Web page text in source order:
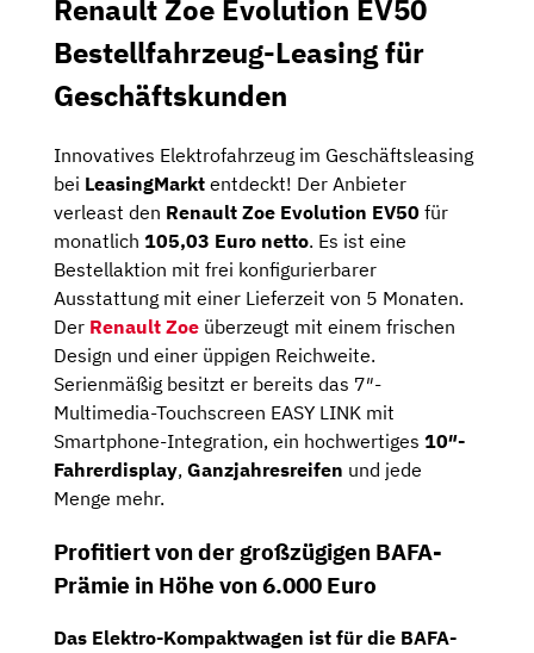
Renault Zoe Evolution EV50
Bestellfahrzeug-Leasing für
Geschäftskunden
Innovatives Elektrofahrzeug im Geschäftsleasing
bei LeasingMarkt entdeckt! Der Anbieter
verleast den Renault Zoe Evolution EV50 für
monatlich 105,03 Euro netto. Es ist eine
Bestellaktion mit frei konfigurierbarer
Ausstattung mit einer Lieferzeit von 5 Monaten.
Der Renault Zoe überzeugt mit einem frischen
Design und einer üppigen Reichweite.
Serienmäßig besitzt er bereits das 7″-
Multimedia-Touchscreen EASY LINK mit
Smartphone-Integration, ein hochwertiges 10″-
Fahrerdisplay, Ganzjahresreifen und jede
Menge mehr.
Profitiert von der großzügigen BAFA-
Prämie in Höhe von 6.000 Euro
Das Elektro-Kompaktwagen ist für die BAFA-